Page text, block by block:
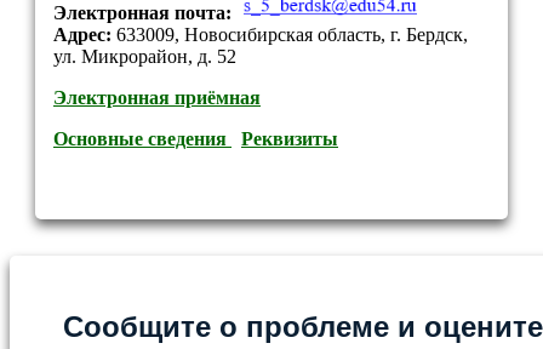
Электронная почта:
Адрес: 633009, Новосибирская область, г. Бердск,
ул. Микрорайон, д. 52
Электронная приёмная
Основные сведения
Реквизиты
Сообщите о проблеме и оцените